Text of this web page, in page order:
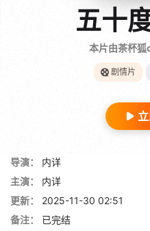
五十
本片由茶杯
剧情片
导演：
内详
主演：
内详
更新：
2025-11-30 02:51
备注：
已完结